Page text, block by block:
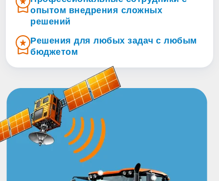
опытом внедрения сложных
решений
Решения для любых задач с любым
бюджетом